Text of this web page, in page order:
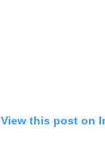
View this post on